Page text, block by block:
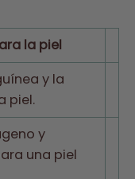
la piel
y la
piel.
y
una piel